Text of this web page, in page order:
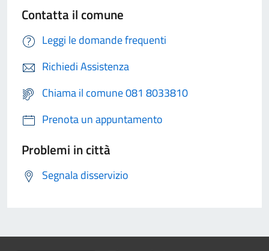
Contatta il comune
Leggi le domande frequenti
Richiedi Assistenza
Chiama il comune 081 8033810
Prenota un appuntamento
Problemi in città
Segnala disservizio